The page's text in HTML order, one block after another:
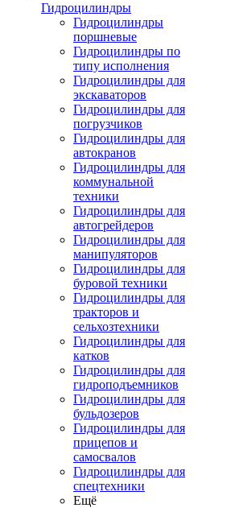
Гидроцилиндры
Гидроцилиндры
поршневые
Гидроцилиндры по
типу исполнения
Гидроцилиндры для
экскаваторов
Гидроцилиндры для
погрузчиков
Гидроцилиндры для
автокранов
Гидроцилиндры для
коммунальной
техники
Гидроцилиндры для
автогрейдеров
Гидроцилиндры для
манипуляторов
Гидроцилиндры для
буровой техники
Гидроцилиндры для
тракторов и
сельхозтехники
Гидроцилиндры для
катков
Гидроцилиндры для
гидроподъемников
Гидроцилиндры для
бульдозеров
Гидроцилиндры для
прицепов и
самосвалов
Гидроцилиндры для
спецтехники
Ещё